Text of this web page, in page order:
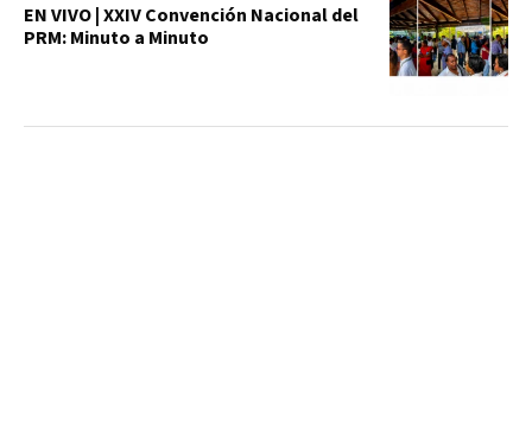
EN VIVO | XXIV Convención Nacional del
PRM: Minuto a Minuto